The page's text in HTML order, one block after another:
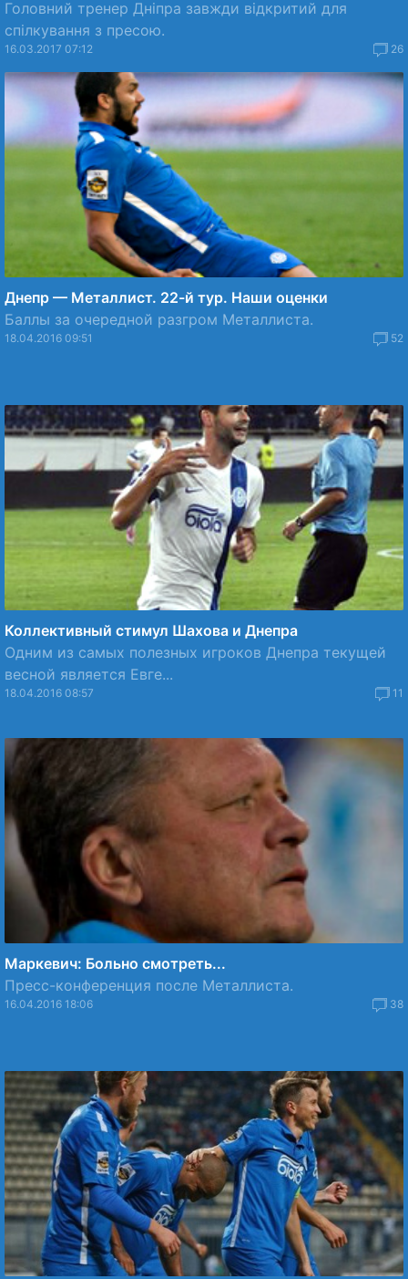
Головний тренер Дніпра завжди відкритий для
спілкування з пресою.
16.03.2017 07:12 26
Днепр — Металлист. 22-й тур. Наши оценки
Баллы за очередной разгром Металлиста.
18.04.2016 09:51 52
Коллективный стимул Шахова и Днепра
Одним из самых полезных игроков Днепра текущей
весной является Евге...
18.04.2016 08:57 11
Маркевич: Больно смотреть...
Пресс-конференция после Металлиста.
16.04.2016 18:06 38